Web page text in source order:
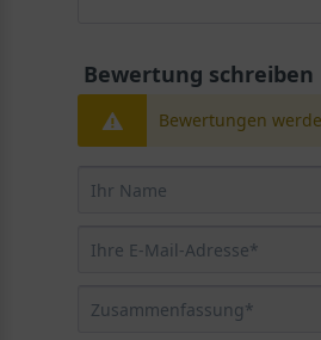
Bewertung schreiben
Bewertungen